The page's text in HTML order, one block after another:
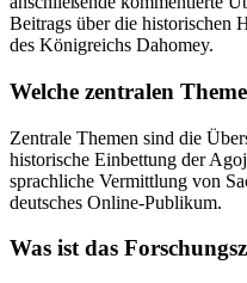
Beitrags über die historischen
des Königreichs Dahomey.
Welche zentralen
Zentrale Themen sind die
historische Einbettung der
sprachliche Vermittlung von
deutsches Online-Publikum.
Was ist das